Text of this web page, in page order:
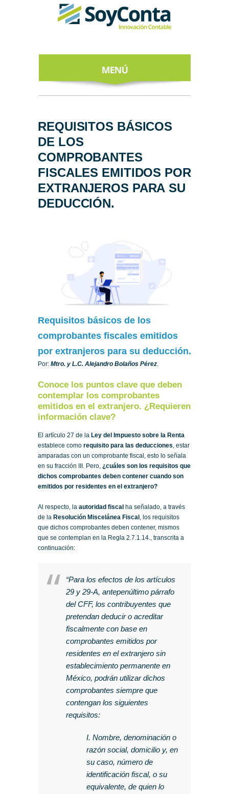
ACERCA DE
EXPERTOS
TODO SOBRE
EL CFDI 4.0
REGÍSTRATE
REQUISITOS BÁSICOS
DE LOS
COMPROBANTES
FISCALES EMITIDOS POR
EXTRANJEROS PARA SU
DEDUCCIÓN.
Requisitos básicos de los
comprobantes fiscales emitidos
por extranjeros para su deducción.
Por: Mtro. y L.C. Alejandro Bolaños Pérez.
Conoce los puntos clave que deben
contemplar los comprobantes
emitidos en el extranjero. ¿Requieren
información clave?
El artículo 27 de la Ley del Impuesto sobre la Renta
establece como requisito para las deducciones, estar
amparadas con un comprobante fiscal, esto lo señala
en su fracción III. Pero, ¿cuáles son los requisitos que
dichos comprobantes deben contener cuando son
emitidos por residentes en el extranjero?
Al respecto, la autoridad fiscal ha señalado, a través
de la Resolución Miscelánea Fiscal , los requisitos
que dichos comprobantes deben contener, mismos
que se contemplan en la Regla 2.7.1.14., transcrita a
continuación:
“Para los efectos de los artículos
29 y 29-A, antepenúltimo párrafo
del CFF, los contribuyentes que
pretendan deducir o acreditar
fiscalmente con base en
comprobantes emitidos por
residentes en el extranjero sin
establecimiento permanente en
México, podrán utilizar dichos
comprobantes siempre que
contengan los siguientes
requisitos:
I. Nombre, denominación o
razón social, domicilio y, en
su caso, número de
identificación fiscal, o su
equivalente, de quien lo